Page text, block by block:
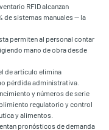
RFID alcanzan
de sistemas manuales — la
permiten al personal contar
mano de obra desde
de artículo elimina
pérdida administrativa.
y números de serie
regulatorio y control
y alimentos.
pronósticos de demanda